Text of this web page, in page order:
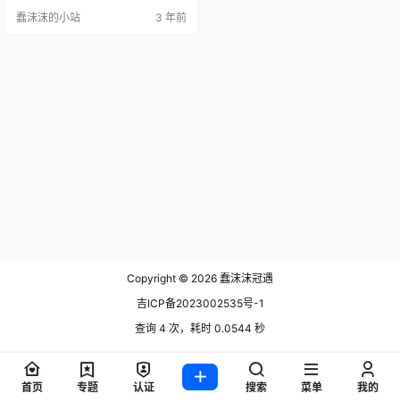
曲，调子是那个调子，但是一条小
蠢沫沫的小站 3 年前
Copyright © 2026 蠢沫沫冠遇
吉ICP备2023002535号-1
查询 4 次，耗时 0.0544 秒
首页 专题 认证 搜索 菜单 我的